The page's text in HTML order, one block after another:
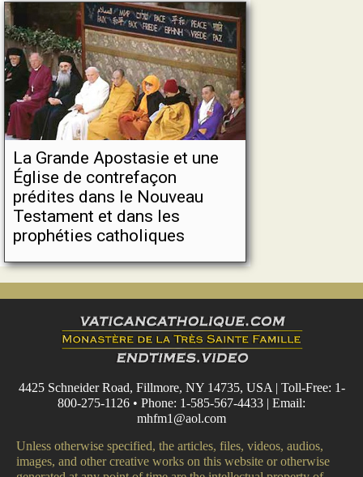
La Grande Apostasie et une
Église de contrefaçon
prédites dans le Nouveau
Testament et dans les
prophéties catholiques
4425 Schneider Road, Fillmore, NY 14735, USA | Toll-Free: 1-
800-275-1126 • Phone: 1-585-567-4433 | Email:
mhfm1@aol.com
Unless otherwise specified, the articles, files, videos, audios,
images, and other creative works on this website or otherwise